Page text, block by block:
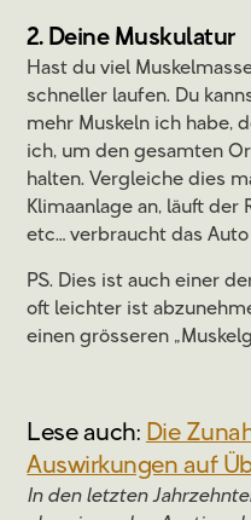
2. Deine Muskulatur
Hast du viel
schneller laufen. Du
mehr Muskeln ich habe,
ich, um den gesamten
halten. Vergleiche dies
Klimaanlage an, läuft der
etc… verbraucht das
PS. Dies ist auch einer
oft leichter ist
einen grösseren
Lese auch: Die
Auswirkungen auf
In den letzten